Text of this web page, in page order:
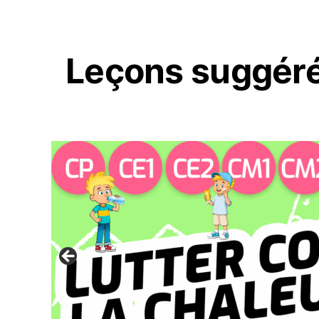
Leçons